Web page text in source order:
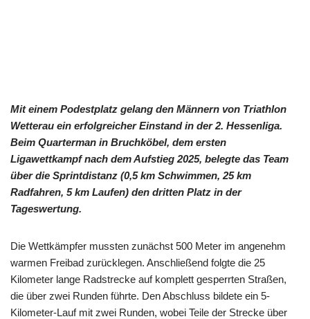
Mit einem Podestplatz gelang den Männern von Triathlon
Wetterau ein erfolgreicher Einstand in der 2. Hessenliga.
Beim Quarterman in Bruchköbel, dem ersten
Ligawettkampf nach dem Aufstieg 2025, belegte das Team
über die Sprintdistanz (0,5 km Schwimmen, 25 km
Radfahren, 5 km Laufen) den dritten Platz in der
Tageswertung.
Die Wettkämpfer mussten zunächst 500 Meter im angenehm
warmen Freibad zurücklegen. Anschließend folgte die 25
Kilometer lange Radstrecke auf komplett gesperrten Straßen,
die über zwei Runden führte. Den Abschluss bildete ein 5-
Kilometer-Lauf mit zwei Runden, wobei Teile der Strecke über